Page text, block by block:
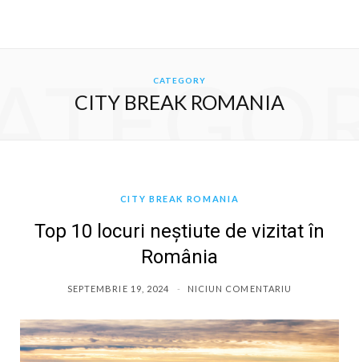
CATEGORY
CITY BREAK ROMANIA
CITY BREAK ROMANIA
Top 10 locuri neștiute de vizitat în
România
SEPTEMBRIE 19, 2024 NICIUN COMENTARIU